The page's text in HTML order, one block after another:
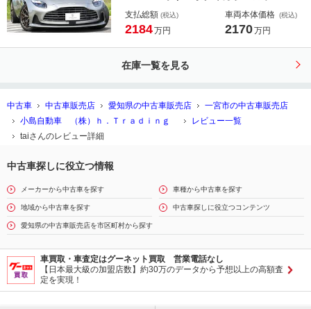
ッケージ インスパイアデュオトーン
インテリア オックスフォードタンス
ル ブラックルーフ
支払総額 (税込)
2184万円
車両本体価格 (税込)
2170万円
在庫一覧を見る
中古車 中古車販売店 愛知県の中古車販売店
一宮市の中古車販売店
小島自動車 （株）ｈ．Ｔｒａｄｉｎｇ
レビュー一覧
taiさんのレビュー詳細
中古車探しに役立つ情報
メーカーから中古車を探す 車種から中古車を探す
地域から中古車を探す 中古車探しに役立つコンテンツ
愛知県の中古車販売店を市区町村から探す
車買取・車査定はグーネット買取 営業電話なし
【日本最大級の加盟店数】約30万のデータから予想以上の高額査
定を実現！